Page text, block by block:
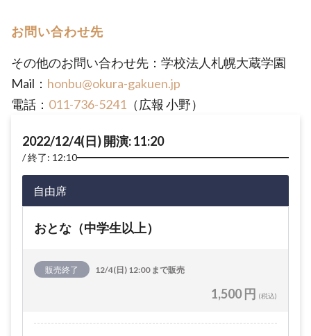
お問い合わせ先
その他のお問い合わせ先：学校法人札幌大蔵学園
Mail： honbu@okura-gakuen.jp
電話： 011-736-5241 （広報 小野）
2022/12/4(日) 開演: 11:20
終了: 12:10
自由席
おとな（中学生以上）
販売終了 12/4(日) 12:00 まで販売
1,500 円 (税込)